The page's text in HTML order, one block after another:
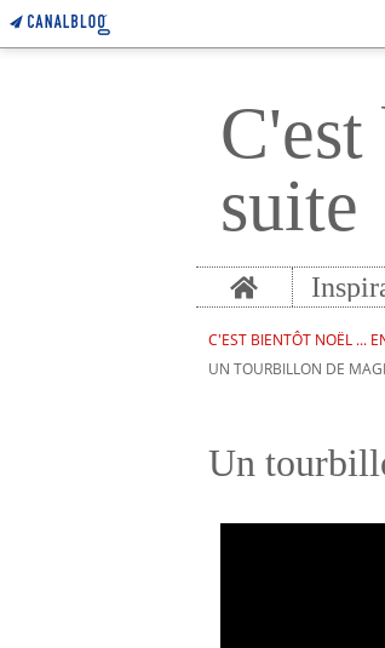
suite
Home
C'EST BIENTÔT NOËL ...
UN TOURBILLON DE
Un